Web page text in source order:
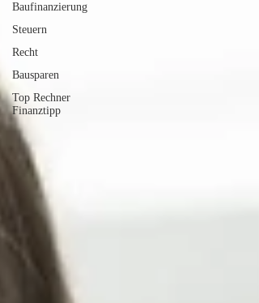
Baufinanzierung
Steuern
Recht
Bausparen
Top Rechner
Finanztipp